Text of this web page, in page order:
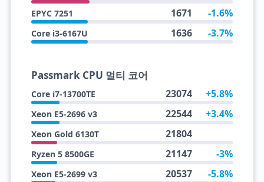
EPYC 7251 1671 -1.6%
Core i3-6167U 1636 -3.7%
Passmark CPU 멀티 코어
Core i7-13700TE 23074 +5.8%
Xeon E5-2696 v3 22544 +3.4%
Xeon Gold 6130T 21804
Ryzen 5 8500GE 21147 -3%
Xeon E5-2699 v3 20537 -5.8%